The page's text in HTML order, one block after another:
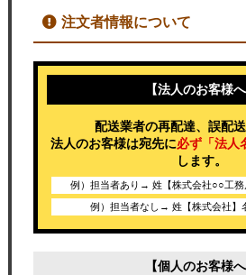
注文者情報について
【法人のお客様へ
配送業者の再配達、誤配送
法人のお客様は宛先に必ず「法人
します。
例）担当者あり→ 姓【株式会社○○工務
例）担当者なし→ 姓【株式会社】
【個人のお客様へ